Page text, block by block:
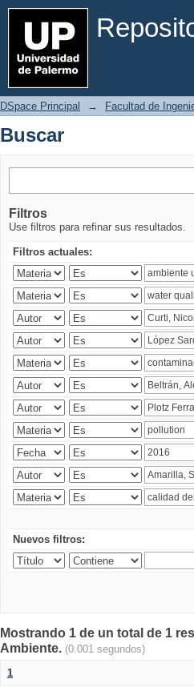
Buscar
DSpace Principal → Facultad de
Buscar
Filtros
Use filtros para refinar sus resultados.
Filtros actuales:
Nuevos filtros:
Mostrando 1 de un total de 1
Ambiente. (0.001 segundos)
1